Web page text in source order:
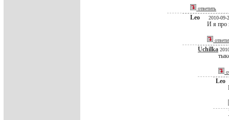
ответить
Leo 2010-09-
И я про
Uchilka
Leo